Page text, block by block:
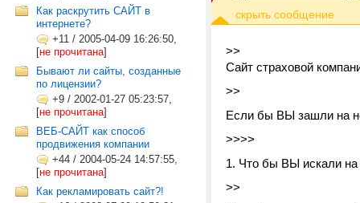
Как раскрутить САЙТ в
интернете?
+11 / 2005-04-09 16:26:50,
[не прочитана]
Бывают ли сайты, созданные
по лицензии?
+9 / 2002-01-27 05:23:57,
[не прочитана]
ВЕБ-САЙТ как способ
продвижения компании
+44 / 2004-05-24 14:57:55,
[не прочитана]
Как рекламировать сайт?!
>>
Сайт страховой
>>
Если бы ВЫ зашли на
>>>>
1. Что бы ВЫ искали на
>>